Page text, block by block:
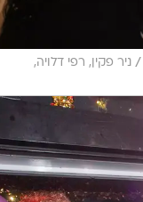
/ ניר פקין, רפי דלויה,